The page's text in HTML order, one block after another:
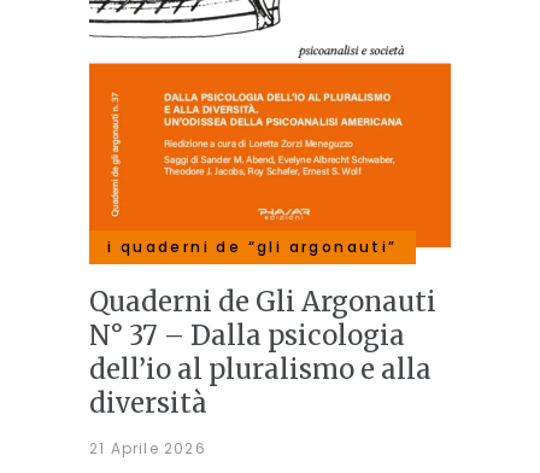
i quaderni de “gli argonauti”
Quaderni de Gli Argonauti
N° 37 – Dalla psicologia
dell’io al pluralismo e alla
diversità
21 Aprile 2026